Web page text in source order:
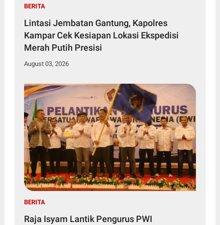
BERITA
Lintasi Jembatan Gantung, Kapolres
Kampar Cek Kesiapan Lokasi Ekspedisi
Merah Putih Presisi
August 03, 2026
BERITA
Raja Isyam Lantik Pengurus PWI